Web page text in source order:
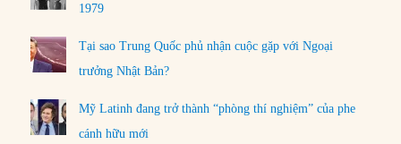
1979
Tại sao Trung Quốc phủ nhận cuộc gặp với Ngoại
trưởng Nhật Bản?
Mỹ Latinh đang trở thành “phòng thí nghiệm” của phe
cánh hữu mới